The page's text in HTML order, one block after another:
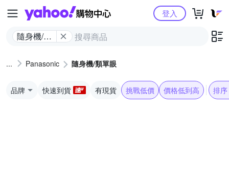
Yahoo購物中心
隨身機/類
登入
Panasonic 隨身機/類單眼
品牌 快速到貨 有現貨 挑戰低價 價格低到高 排序